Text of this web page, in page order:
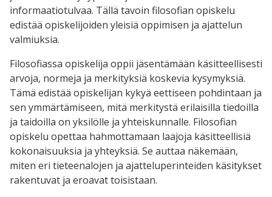
informaatiotulvaa. Tällä tavoin filosofian opiskelu
edistää opiskelijoiden yleisiä oppimisen ja ajattelun
valmiuksia.
Filosofiassa opiskelija oppii jäsentämään käsitteellisesti
arvoja, normeja ja merkityksiä koskevia kysymyksiä.
Tämä edistää opiskelijan kykyä eettiseen pohdintaan ja
sen ymmärtämiseen, mitä merkitystä erilaisilla tiedoilla
ja taidoilla on yksilölle ja yhteiskunnalle. Filosofian
opiskelu opettaa hahmottamaan laajoja käsitteellisiä
kokonaisuuksia ja yhteyksiä. Se auttaa näkemään,
miten eri tieteenalojen ja ajatteluperinteiden käsitykset
rakentuvat ja eroavat toisistaan.